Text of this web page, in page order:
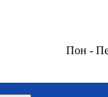
Милановац
Пон -